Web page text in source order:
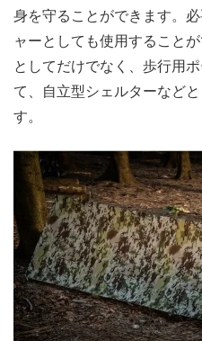
身を守ることができます。
ャーとしても使用すること
としてだけでなく、歩行用
て、自立型シェルターなど
す。